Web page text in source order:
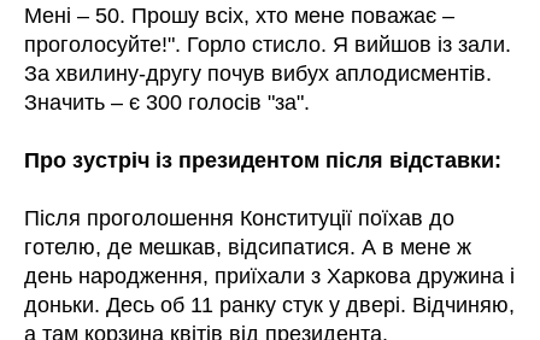
Мені – 50. Прошу всіх, хто мене поважає –
проголосуйте!". Горло стисло. Я вийшов із зали.
За хвилину-другу почув вибух аплодисментів.
Значить – є 300 голосів "за".
Про зустріч із президентом після відставки:
Після проголошення Конституції поїхав до
готелю, де мешкав, відсипатися. А в мене ж
день народження, приїхали з Харкова дружина і
доньки. Десь об 11 ранку стук у двері. Відчиняю,
а там корзина квітів від президента.